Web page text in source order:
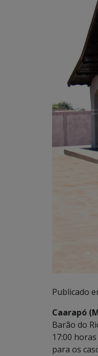
Publicado
Caarapó
Barão do
17:00
para os